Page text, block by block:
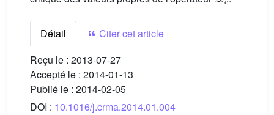
Détail
Citer cet article
Reçu le : 2013-07-27
Accepté le : 2014-01-13
Publié le : 2014-02-05
DOI : 10.1016/j.crma.2014.01.004